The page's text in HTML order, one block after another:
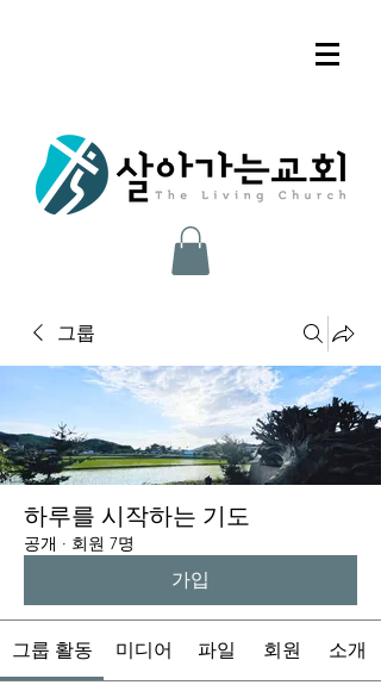
그룹
하루를 시작하는 기도
공개 · 회원 7명
가입
그룹 활동 미디어 파일 회원 소개